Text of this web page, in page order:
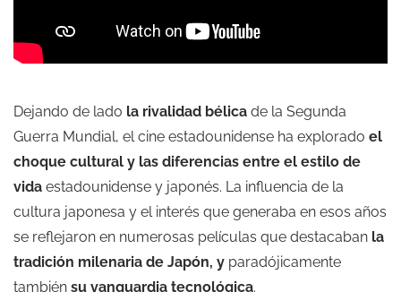
Dejando de lado la rivalidad bélica de la Segunda
Guerra Mundial, el cine estadounidense ha explorado el
choque cultural y las diferencias entre el estilo de
vida estadounidense y japonés. La influencia de la
cultura japonesa y el interés que generaba en esos años
se reflejaron en numerosas películas que destacaban la
tradición milenaria de Japón, y paradójicamente
también su vanguardia tecnológica.